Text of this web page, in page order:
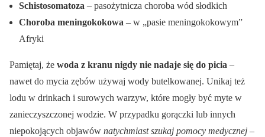
Schistosomatoza – pasożytnicza choroba wód słodkich
Choroba meningokokowa – w „pasie meningokokowym”
Afryki
Pamiętaj, że woda z kranu nigdy nie nadaje się do picia –
nawet do mycia zębów używaj wody butelkowanej. Unikaj też
lodu w drinkach i surowych warzyw, które mogły być myte w
zanieczyszczonej wodzie. W przypadku gorączki lub innych
niepokojących objawów natychmiast szukaj pomocy medycznej –